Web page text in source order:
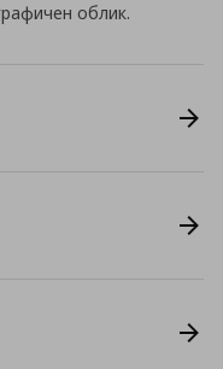
облик.